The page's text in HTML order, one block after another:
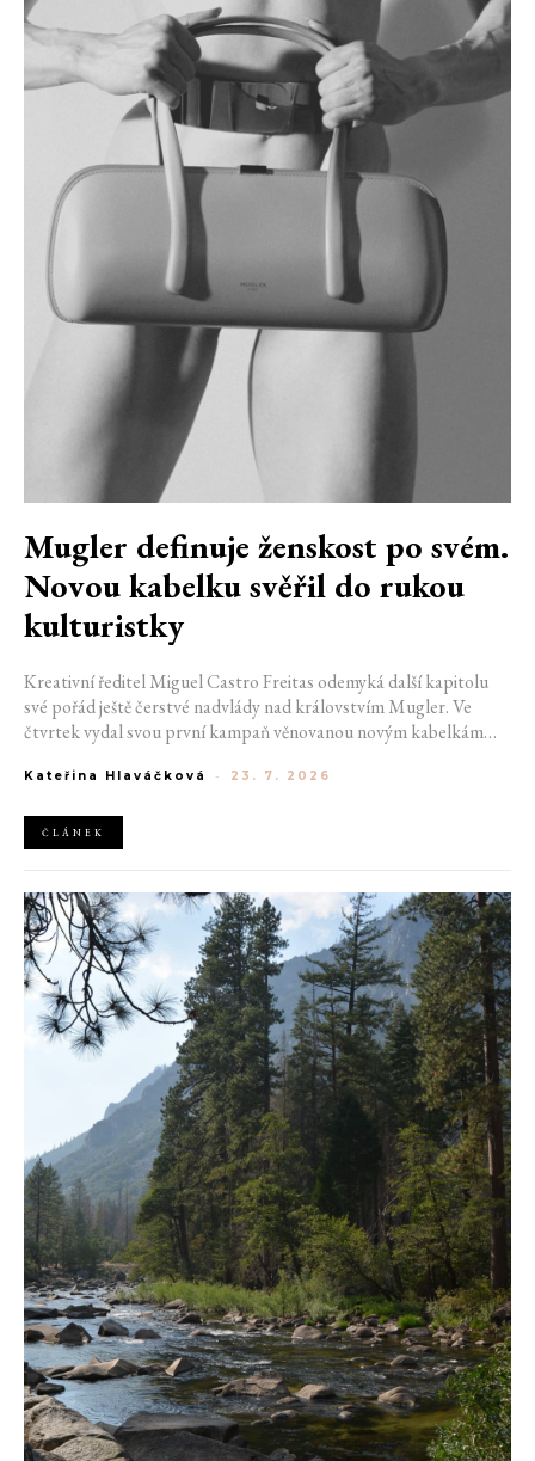
Mugler definuje ženskost po svém.
Novou kabelku svěřil do rukou
kulturistky
Kreativní ředitel Miguel Castro Freitas odemyká další kapitolu
své pořád ještě čerstvé nadvlády nad královstvím Mugler. Ve
čtvrtek vydal svou první kampaň věnovanou novým kabelkám
do módního domu dorazil. Umně mísí výrazy minulosti a dávných
Kateřina Hlaváčková - 23. 7. 2026
ČLÁNEK